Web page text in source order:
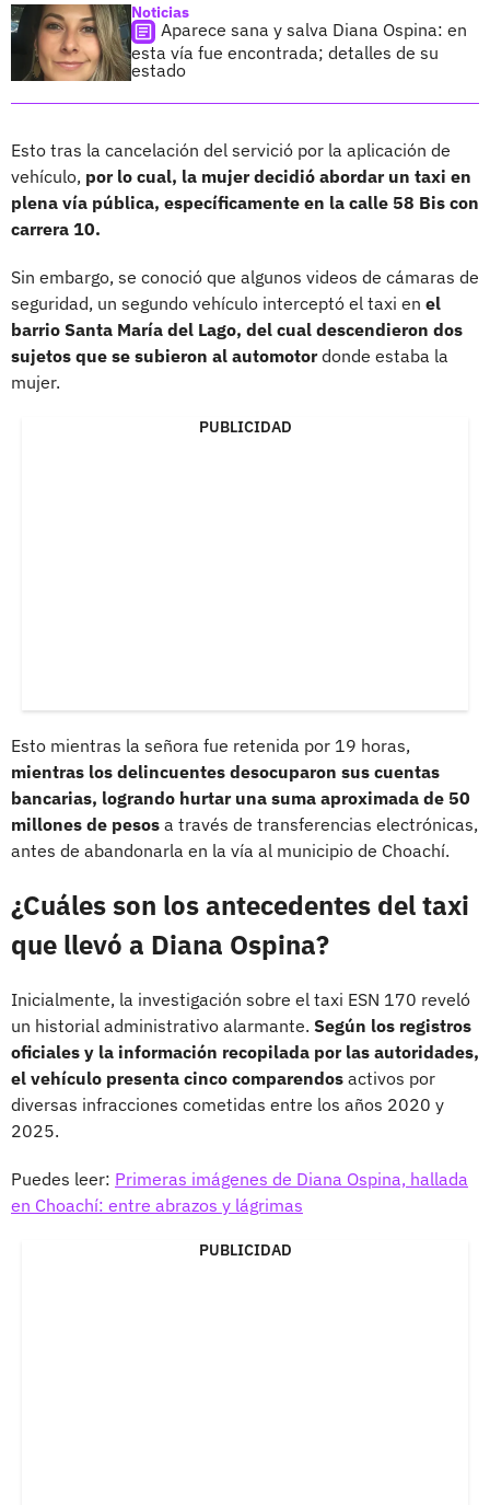
Noticias
Aparece sana y salva Diana Ospina: en
esta vía fue encontrada; detalles de su
estado
Esto tras la cancelación del servició por la aplicación de
vehículo, por lo cual, la mujer decidió abordar un taxi en
plena vía pública, específicamente en la calle 58 Bis con
carrera 10.
Sin embargo, se conoció que algunos videos de cámaras de
seguridad, un segundo vehículo interceptó el taxi en el
barrio Santa María del Lago, del cual descendieron dos
sujetos que se subieron al automotordonde estaba la
mujer.
PUBLICIDAD
Esto mientras la señora fue retenida por 19 horas,
mientras los delincuentes desocuparon sus cuentas
bancarias, logrando hurtar una suma aproximada de 50
millones de pesos a través de transferencias electrónicas,
antes de abandonarla en la vía al municipio de Choachí.
¿Cuáles son los antecedentes del taxi
que llevó a Diana Ospina?
Inicialmente, la investigación sobre el taxi ESN 170 reveló
un historial administrativo alarmante. Según los registros
oficiales y la información recopilada por las autoridades,
el vehículo presenta cinco comparendos activos por
diversas infracciones cometidas entre los años 2020 y
2025.
Puedes leer: Primeras imágenes de Diana Ospina, hallada
en Choachí: entre abrazos y lágrimas
PUBLICIDAD